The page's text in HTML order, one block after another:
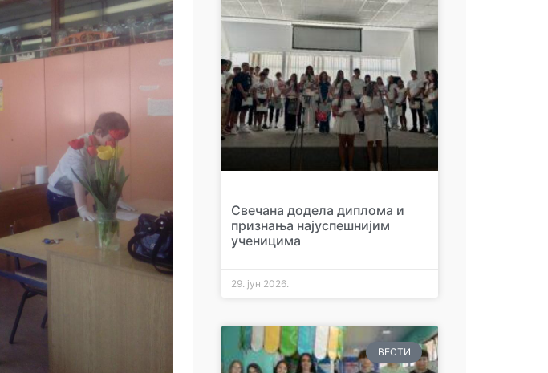
Свечана додела диплома и
признања најуспешнијим
ученицима
29. јун 2026.
ВЕСТИ